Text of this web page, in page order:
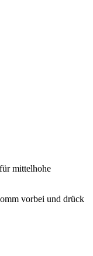
mittelhohe
vorbei und drück